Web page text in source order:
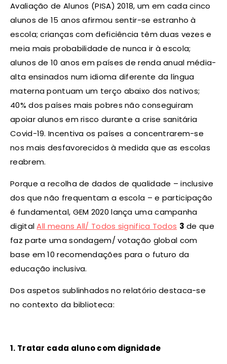
Avaliação de Alunos (PISA) 2018, um em cada cinco
alunos de 15 anos afirmou sentir-se estranho à
escola; crianças com deficiência têm duas vezes e
meia mais probabilidade de nunca ir à escola;
alunos de 10 anos em países de renda anual média-
alta ensinados num idioma diferente da língua
materna pontuam um terço abaixo dos nativos;
40% dos países mais pobres não conseguiram
apoiar alunos em risco durante a crise sanitária
Covid-19. Incentiva os países a concentrarem-se
nos mais desfavorecidos à medida que as escolas
reabrem.
Porque a recolha de dados de qualidade – inclusive
dos que não frequentam a escola – e participação
é fundamental, GEM 2020 lança uma campanha
digitalAll means All/ Todos significa Todos 3 de que
faz parte uma sondagem/ votação global com
base em 10 recomendações para o futuro da
educação inclusiva.
Dos aspetos sublinhados no relatório destaca-se
no contexto da biblioteca:
1. Tratar cada aluno com dignidade